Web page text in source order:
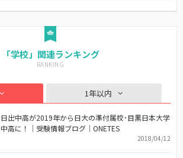
「学校」関連ランキング
1年以内
日出中高が2019年から日大の準付属校･目黒日本大学
中高に！｜受験情報ブログ｜ONETES
2018/04/12